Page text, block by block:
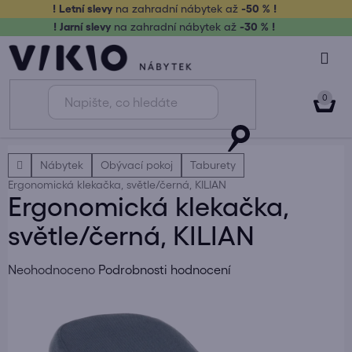
obsah
! Letní slevy na zahradní nábytek až-50 % !
! Jarní slevy na zahradní nábytek až -30 % !
DomůNábytek Obývací pokoj
Taburety
Ergonomická klekačka, světle/černá, KILIAN
Ergonomická klekačka,
světle/černá, KILIAN
Průměrné
Neohodnoceno Podrobnosti hodnocení